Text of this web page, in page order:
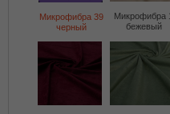
Микрофибра 39
черный
Микрофибра
бежевый